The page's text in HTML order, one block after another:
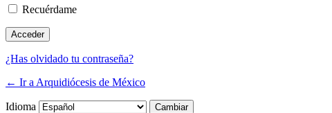
Recuérdame
¿Has olvidado tu contraseña?
← Ir a Arquidiócesis de México
Idioma